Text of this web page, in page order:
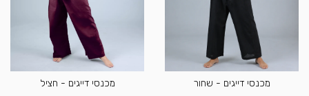
מכנסי דייגים - שחור מכנסי דייגים - חציל